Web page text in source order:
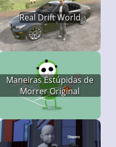
Real Drift World
Maneiras Estúpidas de
Morrer Original